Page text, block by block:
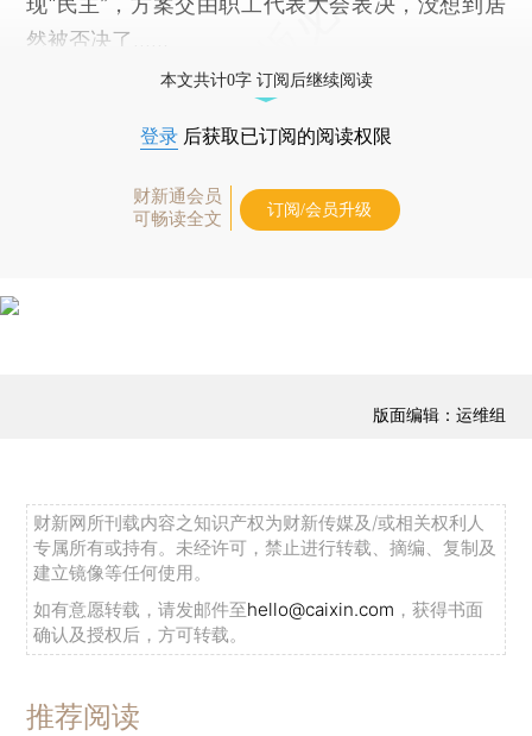
然被否决了……
本文共计0字 订阅后继续阅读
登录 后获取已订阅的阅读权限
财新通会员
可畅读全文
订阅/会员升级
版面编辑：运维组
财新网所刊载内容之知识产权为财新传媒及/或相关权利人
专属所有或持有。未经许可，禁止进行转载、摘编、复制及
建立镜像等任何使用。
如有意愿转载，请发邮件至hello@caixin.com ，获得书面
确认及授权后，方可转载。
推荐阅读